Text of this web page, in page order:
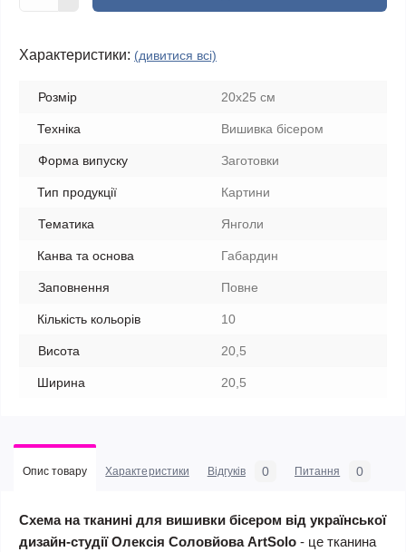
Характеристики: (дивитися всі)
Розмір 20х25 см
Техніка Вишивка бісером
Форма випуску Заготовки
Тип продукції Картини
Тематика Янголи
Канва та основа Габардин
Заповнення Повне
Кількість кольорів 10
Висота 20,5
Ширина 20,5
Опис товару Характеристики Відгуків 0 Питання 0
Схема на тканині для вишивки бісером від української
дизайн-студії Олексія Соловйова ArtSolo - це тканина